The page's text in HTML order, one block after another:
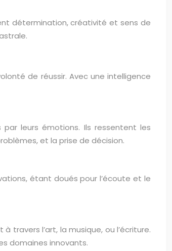
détermination, créativité et sens de
de réussir. Avec une intelligence
leurs émotions. Ils ressentent les
et la prise de décision.
étant doués pour l’écoute et le
travers l’art, la musique, ou l’écriture.
domaines innovants.